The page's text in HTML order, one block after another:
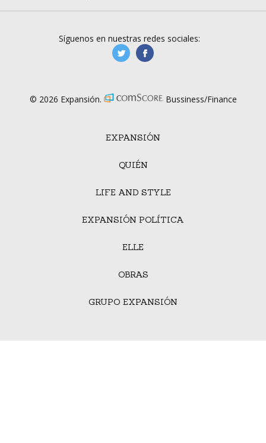
EXPANSIÓN
QUIÉN
LIFE AND STYLE
EXPANSIÓN POLÍTICA
ELLE
OBRAS
GRUPO EXPANSIÓN
Síguenos en nuestras redes sociales:
manufacturaGE
© 2026 Expansión. Bussiness/Finance